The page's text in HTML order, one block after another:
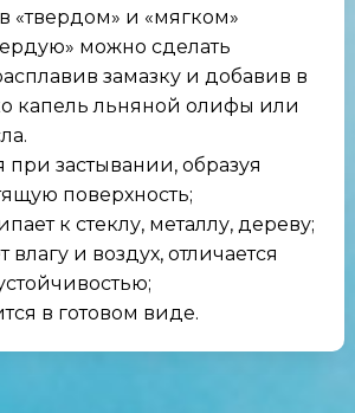
«твердом» и «мягком»
можно сделать
замазку и добавив в
капель льняной олифы или
при застывании, образуя
поверхность;
к стеклу, металлу, дереву;
влагу и воздух, отличается
в готовом виде.